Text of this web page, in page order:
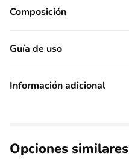
Composición
Guía de uso
Información adicional
Opciones similares